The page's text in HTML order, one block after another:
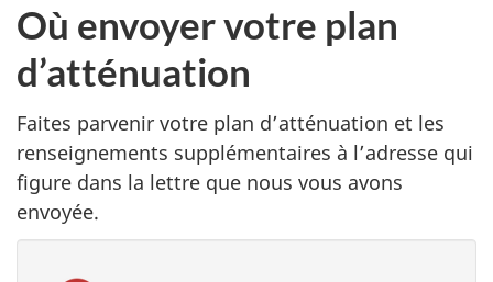
Où envoyer votre plan
d’atténuation
Faites parvenir votre plan d’atténuation et les
renseignements supplémentaires à l’adresse qui
figure dans la lettre que nous vous avons
envoyée.